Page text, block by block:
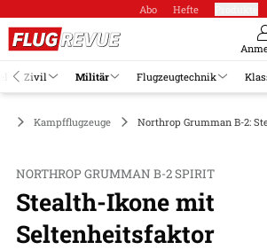
Abo Hefte
Zivil Militär Flugzeugtechnik
Kampfflugzeuge Northrop Grumman B-2:
NORTHROP GRUMMAN B-2 SPIRIT
Stealth-Ikone mit
Seltenheitsfaktor